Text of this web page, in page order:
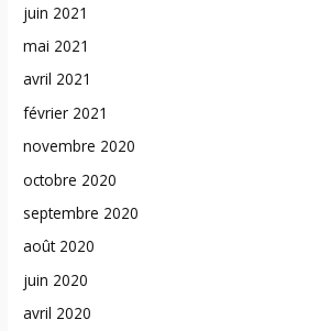
juin 2021
mai 2021
avril 2021
février 2021
novembre 2020
octobre 2020
septembre 2020
août 2020
juin 2020
avril 2020